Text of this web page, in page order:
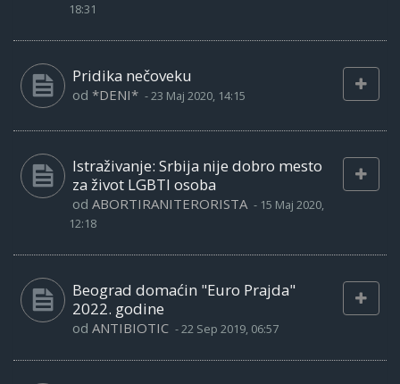
18:31
Pridika nečoveku
od *DENI* -23 Maj 2020, 14:15
Istraživanje: Srbija nije dobro mesto
za život LGBTI osoba
od ABORTIRANITERORISTA - 15 Maj 2020,
12:18
Beograd domaćin "Euro Prajda"
2022. godine
od ANTIBIOTIC -22 Sep 2019, 06:57